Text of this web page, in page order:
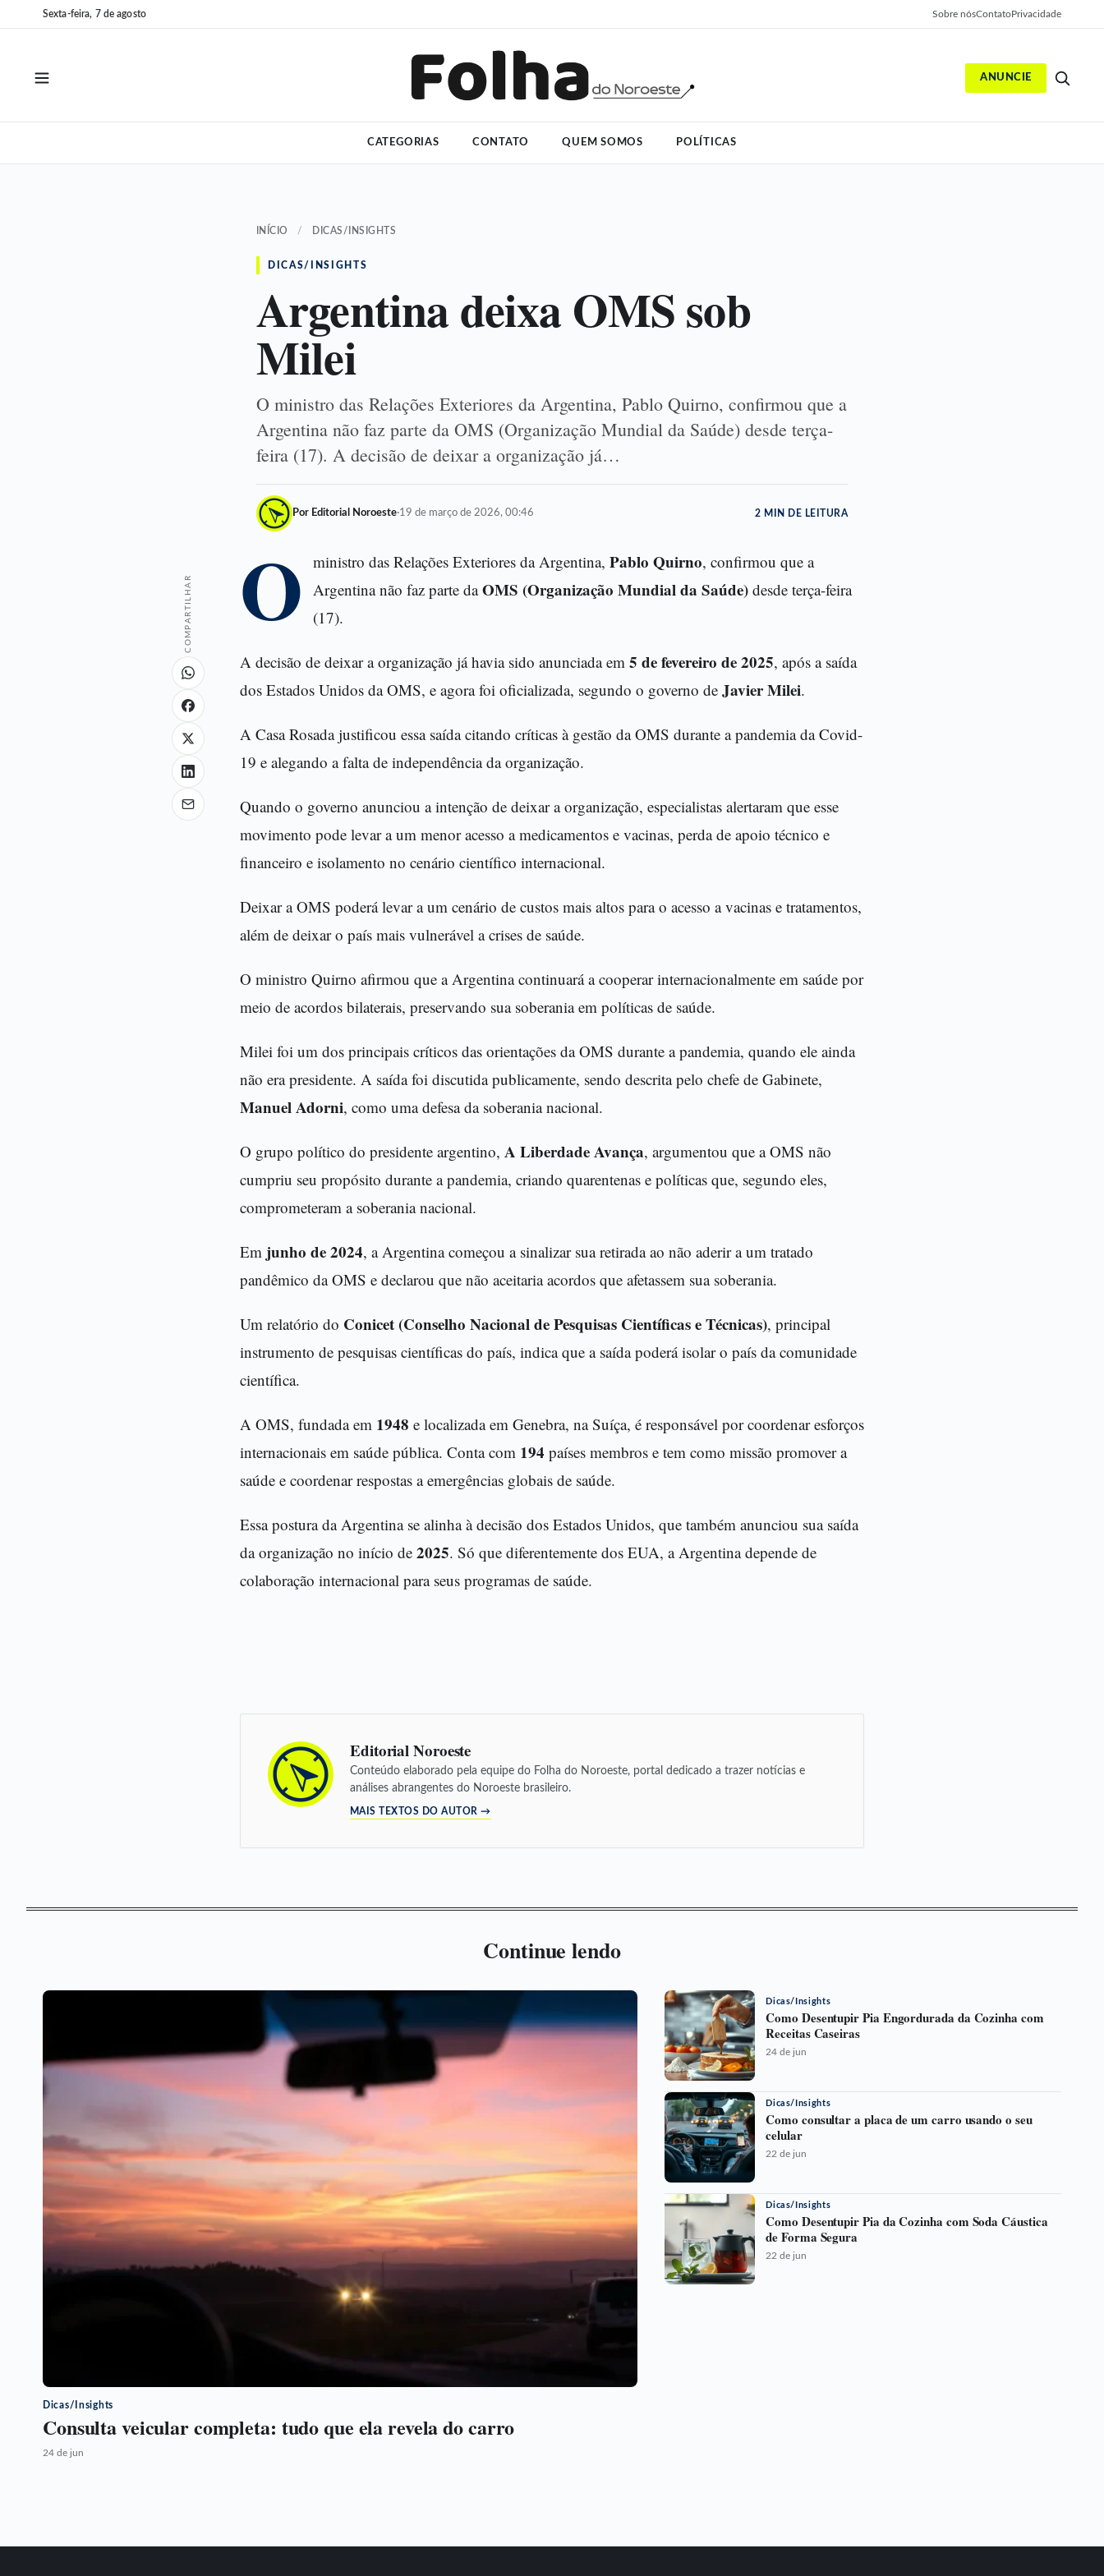
para
para
Sexta-feira, 7 de agosto Sobre nósContatoPrivacidade
ANUNCIE
CATEGORIAS CONTATO QUEM SOMOS POLÍTICAS
INÍCIO / DICAS/INSIGHTS
DICAS/INSIGHTS
Argentina deixa OMS sob
Milei
O ministro das Relações Exteriores da Argentina, Pablo Quirno, confirmou que a
Argentina não faz parte da OMS (Organização Mundial da Saúde) desde terça-
feira (17). A decisão de deixar a organização já…
Por Editorial Noroeste·19 de março de 2026, 00:46 2 MIN DE LEITURA
COMPARTILHAR O ministro das Relações Exteriores da Argentina, Pablo Quirno, confirmou que a
Argentina não faz parte daOMS (Organização Mundial da Saúde) desde terça-feira
(17).
A decisão de deixar a organização já havia sido anunciada em 5 de fevereiro de 2025, após a saída
dos Estados Unidos da OMS, e agora foi oficializada, segundo o governo de Javier Milei.
A Casa Rosada justificou essa saída citando críticas à gestão da OMS durante a pandemia da Covid-
19 e alegando a falta de independência da organização.
Quando o governo anunciou a intenção de deixar a organização, especialistas alertaram que esse
movimento pode levar a um menor acesso a medicamentos e vacinas, perda de apoio técnico e
financeiro e isolamento no cenário científico internacional.
Deixar a OMS poderá levar a um cenário de custos mais altos para o acesso a vacinas e tratamentos,
além de deixar o país mais vulnerável a crises de saúde.
O ministro Quirno afirmou que a Argentina continuará a cooperar internacionalmente em saúde por
meio de acordos bilaterais, preservando sua soberania em políticas de saúde.
Milei foi um dos principais críticos das orientações da OMS durante a pandemia, quando ele ainda
não era presidente. A saída foi discutida publicamente, sendo descrita pelo chefe de Gabinete,
Manuel Adorni, como uma defesa da soberania nacional.
O grupo político do presidente argentino, A Liberdade Avança, argumentou que a OMS não
cumpriu seu propósito durante a pandemia, criando quarentenas e políticas que, segundo eles,
comprometeram a soberania nacional.
Em junho de 2024, a Argentina começou a sinalizar sua retirada ao não aderir a um tratado
pandêmico da OMS e declarou que não aceitaria acordos que afetassem sua soberania.
Um relatório do Conicet (Conselho Nacional de Pesquisas Científicas e Técnicas), principal
instrumento de pesquisas científicas do país, indica que a saída poderá isolar o país da comunidade
científica.
A OMS, fundada em 1948 e localizada em Genebra, na Suíça, é responsável por coordenar esforços
internacionais em saúde pública. Conta com 194 países membros e tem como missão promover a
saúde e coordenar respostas a emergências globais de saúde.
Essa postura da Argentina se alinha à decisão dos Estados Unidos, que também anunciou sua saída
da organização no início de 2025. Só que diferentemente dos EUA, a Argentina depende de
colaboração internacional para seus programas de saúde.
Editorial Noroeste
Conteúdo elaborado pela equipe do Folha do Noroeste, portal dedicado a trazer notícias e
análises abrangentes do Noroeste brasileiro.
MAIS TEXTOS DO AUTOR →
Continue lendo
Dicas/Insights
Consulta veicular completa: tudo que ela revela do carro
24 de jun
Dicas/Insights
Como Desentupir Pia Engordurada da Cozinha com
Receitas Caseiras
24 de jun
Dicas/Insights
Como consultar a placa de um carro usando o seu
celular
22 de jun
Dicas/Insights
Como Desentupir Pia da Cozinha com Soda Cáustica
de Forma Segura
22 de jun